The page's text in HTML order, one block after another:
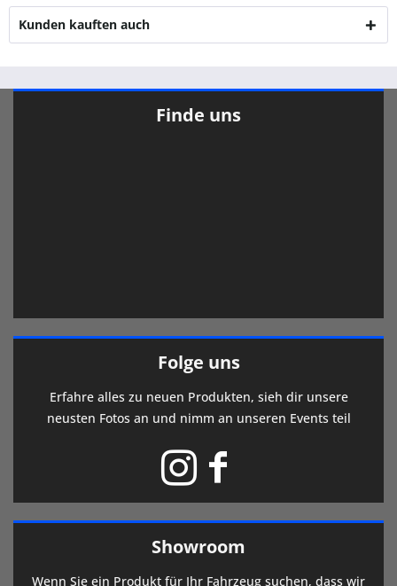
Kunden kauften auch
Finde uns
Folge uns
Erfahre alles zu neuen Produkten, sieh dir unsere
neusten Fotos an und nimm an unseren Events teil
Showroom
Wenn Sie ein Produkt für Ihr Fahrzeug suchen, dass wir